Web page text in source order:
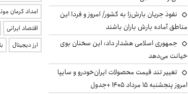
نفوذ جریان بارش‌زا به کشور/ امروز و فردا این
مناطق آماده بارش باران باشند
جمهوری اسلامی هشدار داد: این سخنان بوی
خیانت می‌دهد
تغییر تند قیمت محصولات ایران‌خودرو و سایپا
امروز پنجشنبه ۱۵ مرداد ۱۴۰۵ +جدول
امداد کرمان
اقتصاد ایرانی
ارز دیجیتال